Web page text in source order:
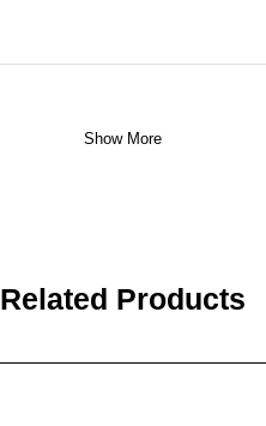
Show More
Related Products